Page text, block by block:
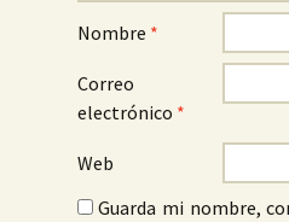
Nombre *
Correo
electrónico *
Web
Guarda mi nombre,